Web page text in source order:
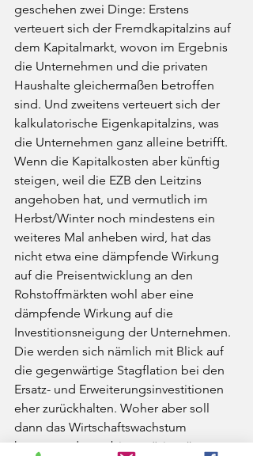
geschehen zwei Dinge: Erstens
verteuert sich der Fremdkapitalzins auf
dem Kapitalmarkt, wovon im Ergebnis
die Unternehmen und die privaten
Haushalte gleichermaßen betroffen
sind. Und zweitens verteuert sich der
kalkulatorische Eigenkapitalzins, was
die Unternehmen ganz alleine betrifft.
Wenn die Kapitalkosten aber künftig
steigen, weil die EZB den Leitzins
angehoben hat, und vermutlich im
Herbst/Winter noch mindestens ein
weiteres Mal anheben wird, hat das
nicht etwa eine dämpfende Wirkung
auf die Preisentwicklung an den
Rohstoffmärkten wohl aber eine
dämpfende Wirkung auf die
Investitionsneigung der Unternehmen.
Die werden sich nämlich mit Blick auf
die gegenwärtige Stagflation bei den
Ersatz- und Erweiterungsinvestitionen
eher zurückhalten. Woher aber soll
dann das Wirtschaftswachstum
kommen, das so bitter nötig wäre, um